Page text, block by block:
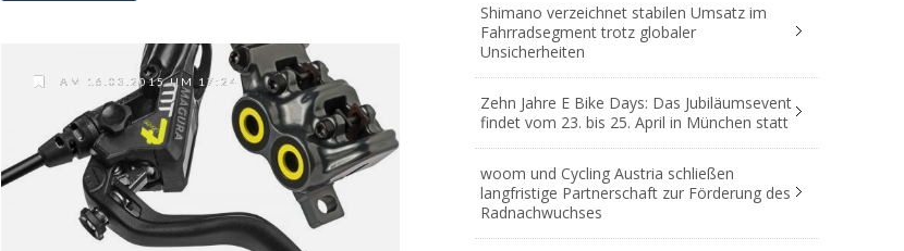
AM 16.03.2015 UM 17:24
Shimano verzeichnet stabilen Umsatz im
Fahrradsegment trotz globaler
Unsicherheiten
Zehn Jahre E Bike Days: Das Jubiläumsevent
findet vom 23. bis 25. April in München statt
woom und Cycling Austria schließen
langfristige Partnerschaft zur Förderung des
Radnachwuchses